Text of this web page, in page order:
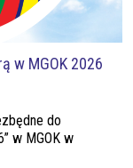
w MGOK 2026
do
w MGOK w